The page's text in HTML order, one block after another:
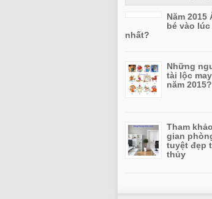
Năm 2015
bé vào
nhất?
Những
tài lộc
năm 2015?
Tham
gian
tuyệt đẹp
thủy